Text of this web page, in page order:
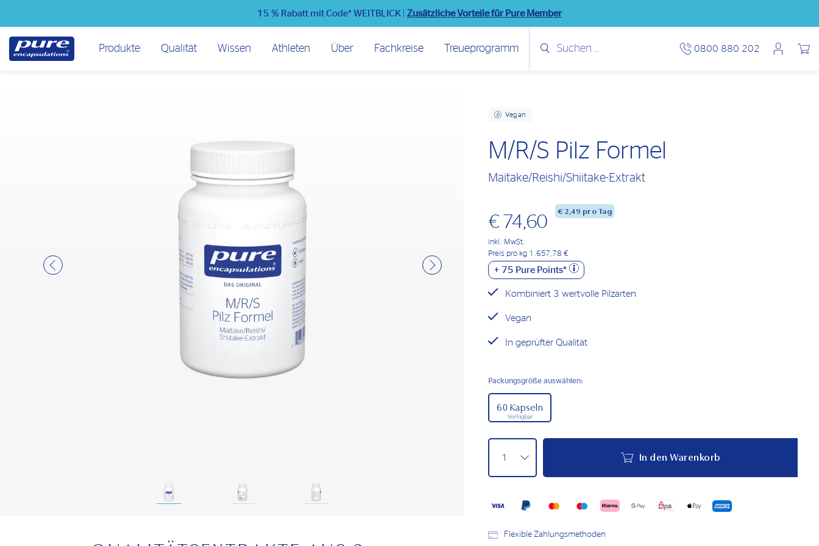
Inhalt
15 % Rabatt mit Code* WEITBLICK Zusätzliche Vorteile für Pure Member
Hauptmenü
Produkte Qualität Wissen Athleten Über Fachkreise Treueprogramm 0800 880 202
Vegan
M/R/S Pilz Formel
Maitake/Reishi/Shiitake-Extrakt
€ 74,60
€2,49 pro Tag
inkl. MwSt.
Preis pro kg 1.657,78 €
+ 75 Pure Points*
Kombiniert 3 wertvolle Pilzarten
Vegan
In geprüfter Qualität
Packungsgröße auswählen:
60 Kapseln
Verfügbar
In den Warenkorb
Flexible Zahlungsmethoden